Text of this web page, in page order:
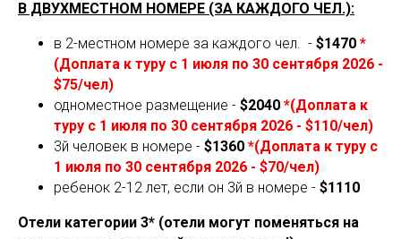
В ДВУХМЕСТНОМ НОМЕРЕ (ЗА КАЖДОГО ЧЕЛ.):
в 2-местном номере за каждого чел. - $1470 *
(Доплата к туру с 1 июля по 30 сентября 2026 -
$75/чел)
одноместное размещение - $2040 *(Доплата к
туру с 1 июля по 30 сентября 2026 - $110/чел)
3й человек в номере - $1360 *(Доплата к туру с
1 июля по 30 сентября 2026 - $70/чел)
ребенок 2-12 лет, если он 3й в номере - $1110
Отели категории 3* (отели могут поменяться на